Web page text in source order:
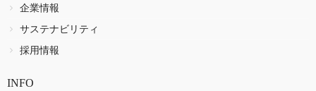
企業情報
サステナビリティ
採用情報
INFO